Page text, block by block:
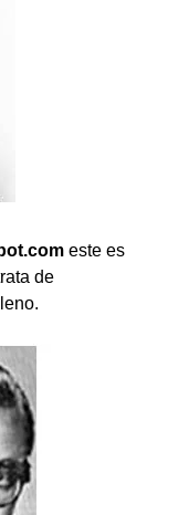
este es
de